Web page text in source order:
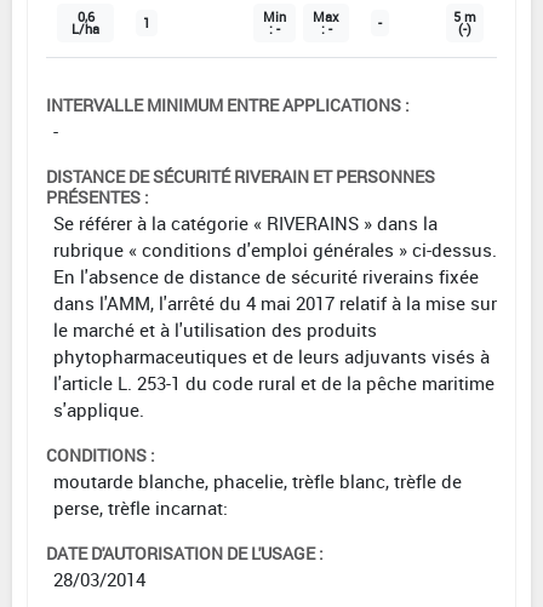
0,6
L/ha 1 Min
: -
Max
: - - 5 m
(-)
INTERVALLE MINIMUM ENTRE APPLICATIONS :
-
DISTANCE DE SÉCURITÉ RIVERAIN ET PERSONNES
PRÉSENTES :
Se référer à la catégorie « RIVERAINS » dans la
rubrique « conditions d'emploi générales » ci-dessus.
En l'absence de distance de sécurité riverains fixée
dans l'AMM, l'arrêté du 4 mai 2017 relatif à la mise sur
le marché et à l'utilisation des produits
phytopharmaceutiques et de leurs adjuvants visés à
l'article L. 253-1 du code rural et de la pêche maritime
s'applique.
CONDITIONS :
moutarde blanche, phacelie, trèfle blanc, trèfle de
perse, trèfle incarnat:
DATE D'AUTORISATION DE L'USAGE :
28/03/2014